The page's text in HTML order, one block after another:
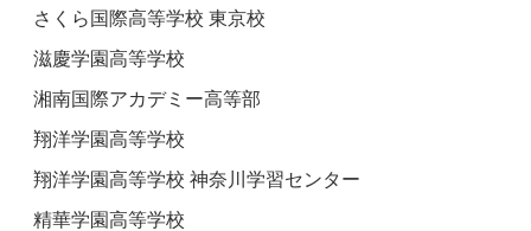
さくら国際高等学校 東京校
滋慶学園高等学校
湘南国際アカデミー高等部
翔洋学園高等学校
翔洋学園高等学校 神奈川学習センター
精華学園高等学校